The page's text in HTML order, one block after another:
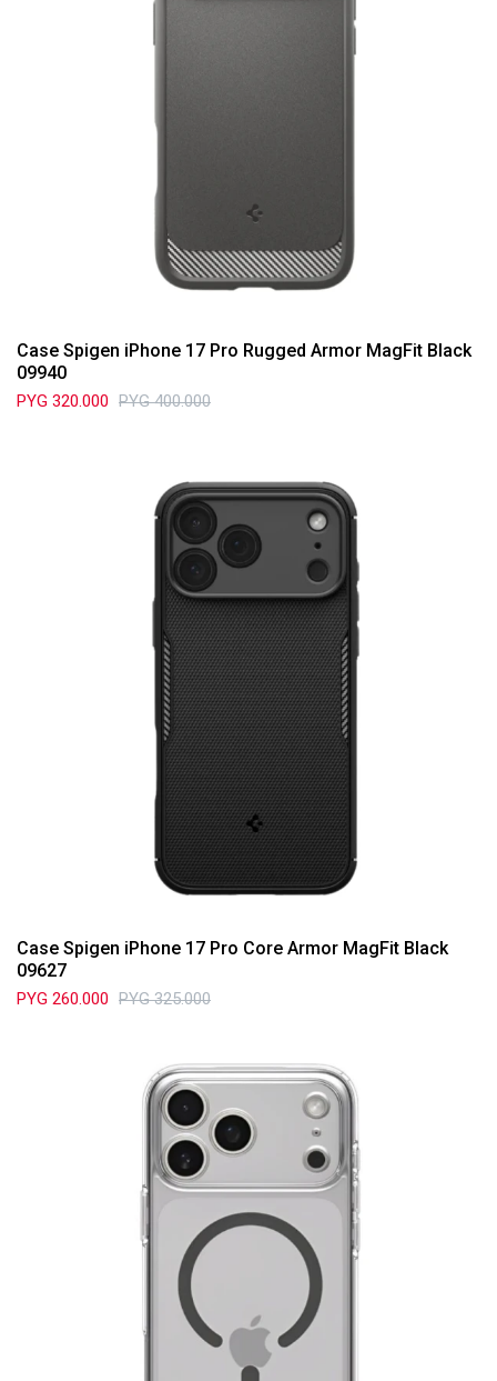
Case Spigen iPhone 17 Pro Rugged Armor MagFit Black
09940
PYG 320.000 PYG 400.000
Case Spigen iPhone 17 Pro Core Armor MagFit Black
09627
PYG 260.000 PYG 325.000